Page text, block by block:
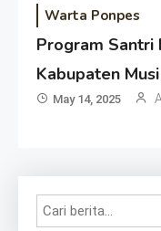
Warta Ponpes
Program Santri
Kabupaten
May 14, 2025
Search